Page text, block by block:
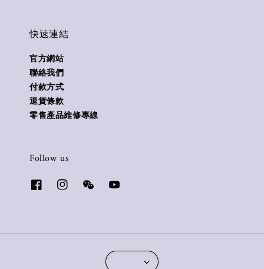
快速連結
官方網站
聯絡我們
付款方式
退貨條款
零售產品維修專線
Follow us